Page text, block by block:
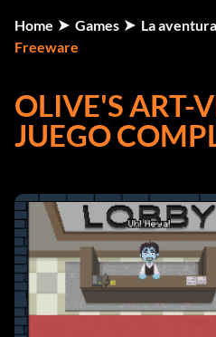
Home Games
La
Freeware
OLIVE'S ART-
JUEGO